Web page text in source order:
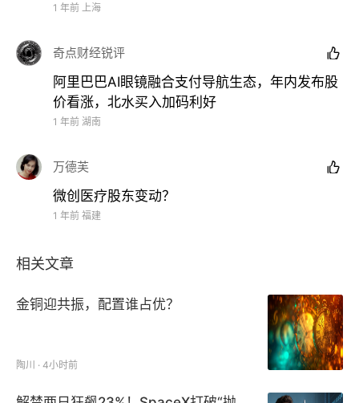
1 年前 上海
奇点财经锐评 
阿里巴巴AI眼镜融合支付导航生态，年内发布股
价看涨，北水买入加码利好
1 年前 湖南
万德芙 
微创医疗股东变动？
1 年前 福建
相关文章
金铜迎共振，配置谁占优？
陶川 · 4小时前